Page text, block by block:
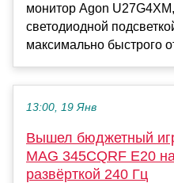
монитор Agon
светодиодной
максимально быстрого
13:00, 19 Янв
Вышел бюджетный
MAG 345CQRF E20
развёрткой 240 Гц